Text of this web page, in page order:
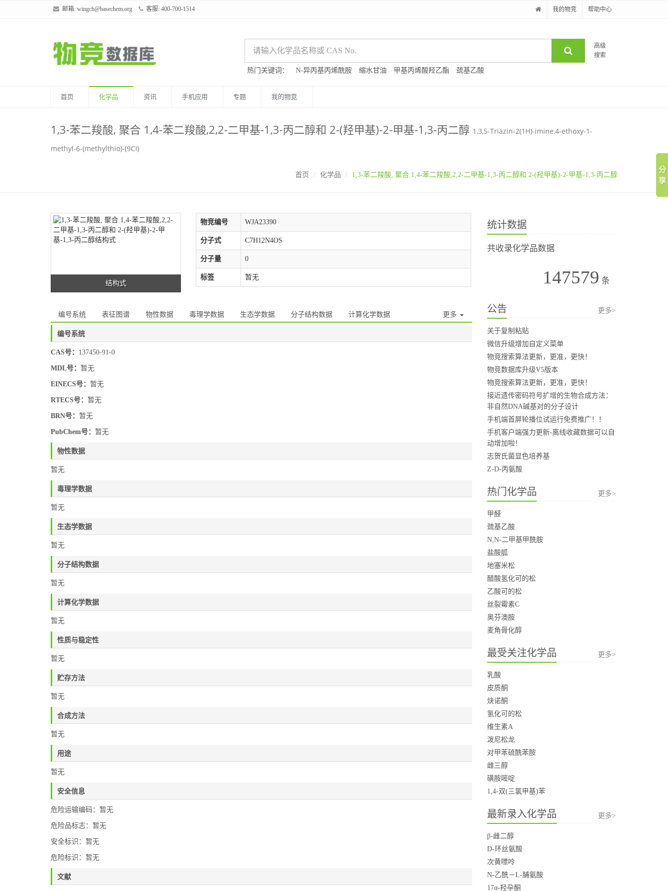
邮箱: wingch@basechem.org 客服: 400-700-1514 我的物竞 帮助中心
高级
搜索
热门关键词： N-异丙基丙烯酰胺 缩水甘油 甲基丙烯酸羟乙酯 巯基乙酸
首页 化学品 资讯 手机应用 专题 我的物竞
1,3-苯二羧酸, 聚合 1,4-苯二羧酸,2,2-二甲基-1,3-丙二醇和 2-(羟甲基)-2-甲基-1,3-丙二醇 1,3,5-Triazin-2(1H)-imine,4-ethoxy-1-
methyl-6-(methylthio)-(9CI)
首页 化学品 1,3-苯二羧酸, 聚合 1,4-苯二羧酸,2,2-二甲基-1,3-丙二醇和 2-(羟甲基)-2-甲基-1,3-丙二醇
结构式
物竞编号 WJA23390
分子式 C7H12N4OS
分子量 0
标签 暂无
编号系统 表征图谱 物性数据 毒理学数据 生态学数据 分子结构数据 计算化学数据 更多
编号系统
CAS号： 137450-91-0
MDL号： 暂无
EINECS号： 暂无
RTECS号： 暂无
BRN号： 暂无
PubChem号： 暂无
物性数据
暂无
毒理学数据
暂无
生态学数据
暂无
分子结构数据
暂无
计算化学数据
暂无
性质与稳定性
暂无
贮存方法
暂无
合成方法
暂无
用途
暂无
安全信息
危险运输编码：暂无
危险品标志：暂无
安全标识：暂无
危险标识：暂无
文献
统计数据
共收录化学品数据
147579 条
公告 更多>
关于复制粘贴
微信升级增加自定义菜单
物竞搜索算法更新，更准，更快！
物竞数据库升级V5版本
物竞搜索算法更新，更准，更快！
接近遗传密码符号扩增的生物合成方法：
非自然DNA碱基对的分子设计
手机端首屏轮播位试运行免费推广！！
手机客户端强力更新-离线收藏数据可以自
动增加啦！
志贺氏菌显色培养基
Z-D-丙氨酸
热门化学品 更多>
甲醛
巯基乙酸
N,N-二甲基甲酰胺
盐酸胍
地塞米松
醋酸氢化可的松
乙酸可的松
丝裂霉素C
奥芬澳胺
麦角骨化醇
最受关注化学品 更多>
乳酸
皮质酮
炔诺酮
氢化可的松
维生素A
泼尼松龙
对甲苯硫酰苯胺
雌三醇
磺胺嘧啶
1,4-双(三氯甲基)苯
最新录入化学品 更多>
β-雌二醇
D-环丝氨酸
次黄嘌呤
N-乙酰－L-脯氨酸
17α-羟孕酮